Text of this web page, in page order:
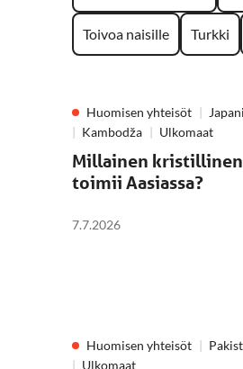
Toivoa naisille Turkki
Huomisen yhteisöt
Japani
Kambodža
Ulkomaat
Millainen
toimii Aasiassa?
7.7.2026
Huomisen yhteisöt
Ulkomaat